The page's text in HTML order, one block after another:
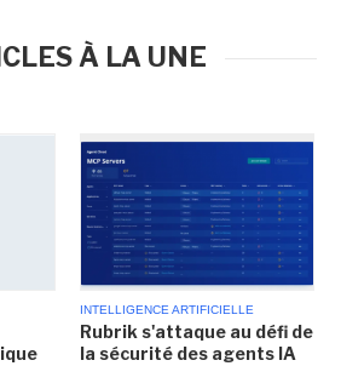
À LA UNE
INTELLIGENCE ARTIFICIELLE
Rubrik s'attaque au défi de
la sécurité des agents IA